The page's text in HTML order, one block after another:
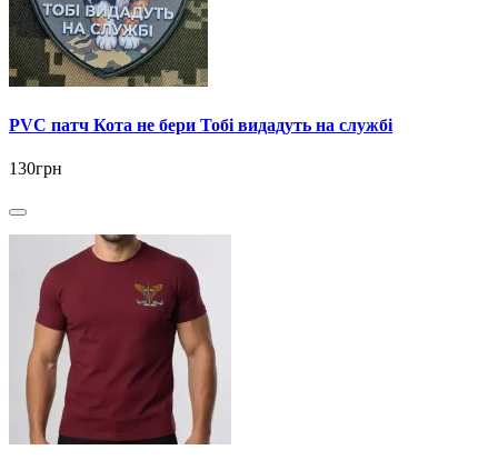
PVC патч Кота не бери Тобі видадуть на службі
130грн